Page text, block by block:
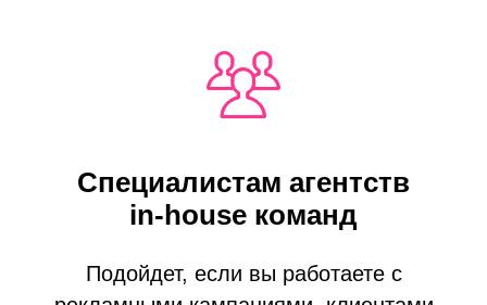
Специалистам агентств
in-house команд
Подойдет, если вы работаете с